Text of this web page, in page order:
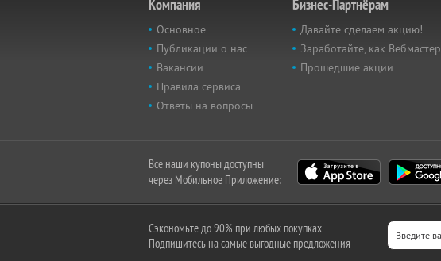
Компания
Основное
Публикации о нас
Вакансии
Правила сервиса
Ответы на вопросы
Бизнес-Партнёрам
Давайте сделаем акцию!
Заработайте, как Вебмастер
Прошедшие акции
Все наши купоны доступны
через Мобильное Приложение:
Сэкономьте до 90% при любых покупках
Подпишитесь на самые выгодные предложения